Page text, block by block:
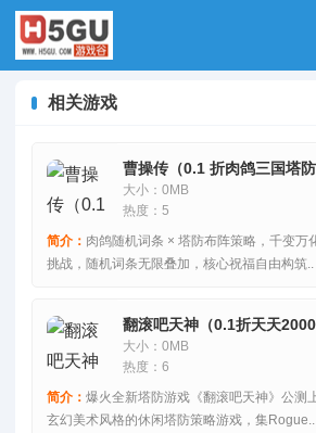
相关游戏
曹操传（0.1 折肉鸽三国塔
大小：0MB
热度：5
简介： 肉鸽随机词条 × 塔防布阵策略，千变万
挑战，随机词条无限叠加，核心祝福自由构筑..
翻滚吧天神（0.1折天天
大小：0MB
热度：6
简介： 爆火全新塔防游戏《翻滚吧天神》公测
玄幻美术风格的休闲塔防策略游戏，集Rogue..